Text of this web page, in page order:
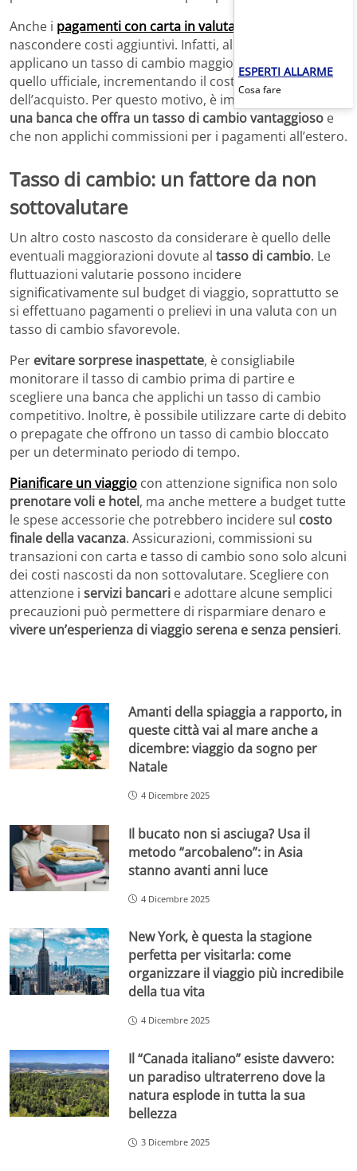
Anche i pagamenti con carta in valuta estera
nascondere costi aggiuntivi. Infatti, alcune banche
applicano un tasso di cambio maggiorato rispetto a
quello ufficiale, incrementando il costo finale
dell’acquisto. Per questo motivo, è importante
una banca che offra un tasso di cambio vantaggioso e
che non applichi commissioni per i pagamenti all’estero.
Tasso di cambio: un fattore da non
sottovalutare
Un altro costo nascosto da considerare è quello delle
eventuali maggiorazioni dovute al tasso di cambio. Le
fluttuazioni valutarie possono incidere
significativamente sul budget di viaggio, soprattutto se
si effettuano pagamenti o prelievi in una valuta con un
tasso di cambio sfavorevole.
Per evitare sorprese inaspettate, è consigliabile
monitorare il tasso di cambio prima di partire e
scegliere una banca che applichi un tasso di cambio
competitivo. Inoltre, è possibile utilizzare carte di debito
o prepagate che offrono un tasso di cambio bloccato
per un determinato periodo di tempo.
Pianificare un viaggio con attenzione significa non solo
prenotare voli e hotel, ma anche mettere a budget tutte
le spese accessorie che potrebbero incidere sul costo
finale della vacanza. Assicurazioni, commissioni su
transazioni con carta e tasso di cambio sono solo alcuni
dei costi nascosti da non sottovalutare. Scegliere con
attenzione i servizi bancari e adottare alcune semplici
precauzioni può permettere di risparmiare denaro e
vivere un’esperienza di viaggio serena e senza pensieri.
Amanti della spiaggia a rapporto, in
queste città vai al mare anche a
dicembre: viaggio da sogno per
Natale
4 Dicembre 2025
Il bucato non si asciuga? Usa il
metodo “arcobaleno”: in Asia
stanno avanti anni luce
4 Dicembre 2025
New York, è questa la stagione
perfetta per visitarla: come
organizzare il viaggio più incredibile
della tua vita
4 Dicembre 2025
Il “Canada italiano” esiste davvero:
un paradiso ultraterreno dove la
natura esplode in tutta la sua
bellezza
3 Dicembre 2025
ESPERTI ALLARME
Cosa fare